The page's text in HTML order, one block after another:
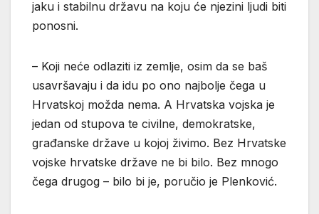
jaku i stabilnu državu na koju će njezini ljudi biti
ponosni.
– Koji neće odlaziti iz zemlje, osim da se baš
usavršavaju i da idu po ono najbolje čega u
Hrvatskoj možda nema. A Hrvatska vojska je
jedan od stupova te civilne, demokratske,
građanske države u kojoj živimo. Bez Hrvatske
vojske hrvatske države ne bi bilo. Bez mnogo
čega drugog – bilo bi je, poručio je Plenković.